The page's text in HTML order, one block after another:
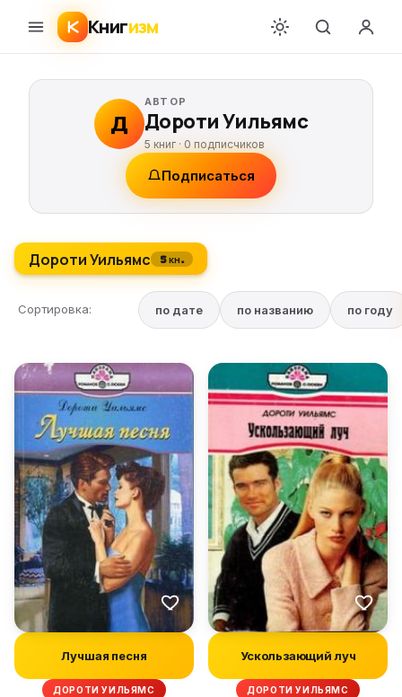
Книгизм
Д
АВТОР
Дороти Уильямс
5 книг · 0 подписчиков
Подписаться
Дороти Уильямс 5 кн.
Сортировка: по дате по названию по году
Лучшая песня
ДОРОТИ УИЛЬЯМС
Ускользающий луч
ДОРОТИ УИЛЬЯМС